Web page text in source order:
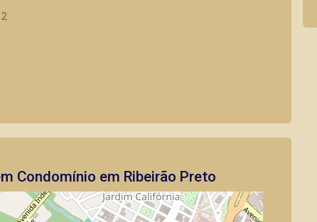
Condomínio em Ribeirão Preto